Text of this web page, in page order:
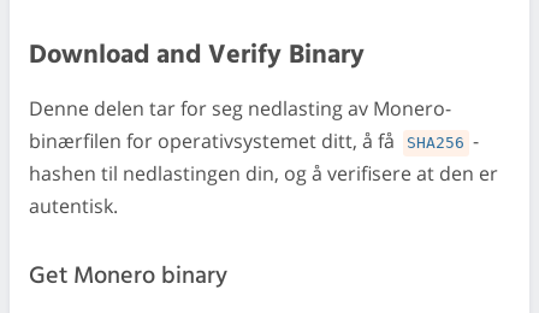
Download and Verify Binary
Denne delen tar for seg nedlasting av Monero-
binærfilen for operativsystemet ditt, å få
SHA256 -
hashen til nedlastingen din, og å verifisere at den er
autentisk.
Get Monero binary